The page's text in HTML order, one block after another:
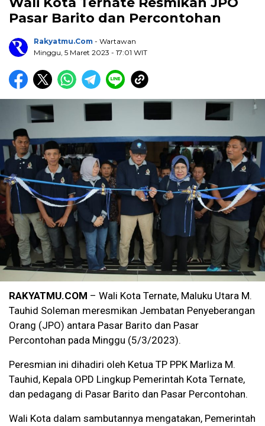
Pasar Barito dan Percontohan
Rakyatmu.com - Wartawan
Minggu, 5 Maret 2023 - 17:01 WIT
RAKYATMU.COM – Wali Kota Ternate, Maluku Utara M.
Tauhid Soleman meresmikan Jembatan Penyeberangan
Orang (JPO) antara Pasar Barito dan Pasar
Percontohan pada Minggu (5/3/2023).
Peresmian ini dihadiri oleh Ketua TP PPK Marliza M.
Tauhid, Kepala OPD Lingkup Pemerintah Kota Ternate,
dan pedagang di Pasar Barito dan Pasar Percontohan.
Wali Kota dalam sambutannya mengatakan, Pemerintah